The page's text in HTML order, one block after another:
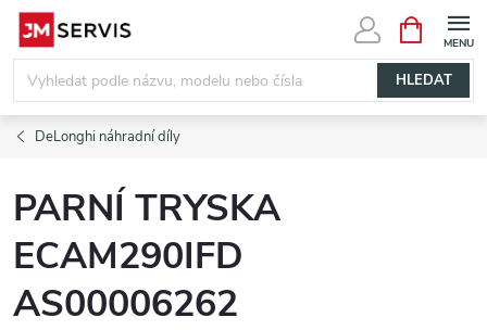
Přejít
obsah
HLEDAT
NÁKUPNÍ
KOŠÍK
DeLonghi náhradní díly
PARNÍ TRYSKA
ECAM290IFD
AS00006262